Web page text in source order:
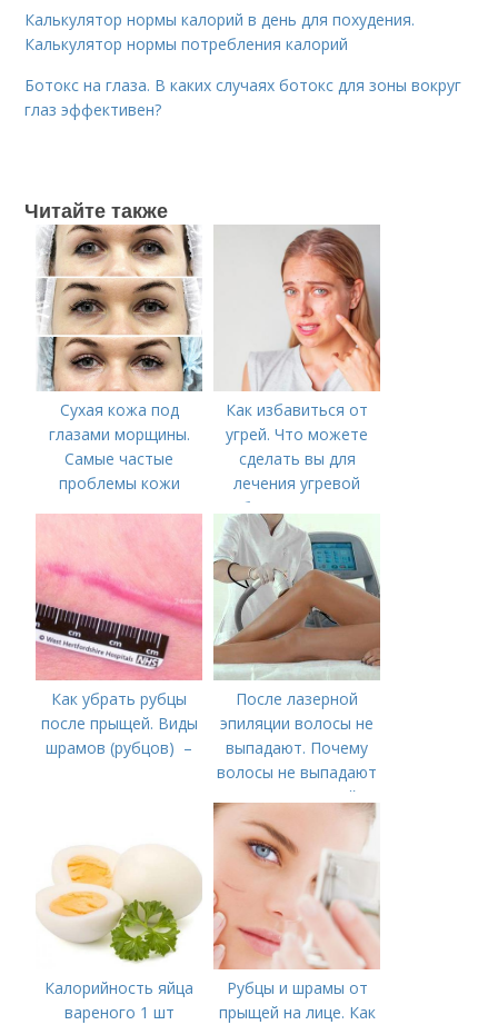
Калькулятор нормы калорий в день для похудения.
Калькулятор нормы потребления калорий
Ботокс на глаза. В каких случаях ботокс для зоны вокруг
глаз эффективен?
Читайте также
Сухая кожа под
глазами морщины.
Самые частые
проблемы кожи
Как избавиться от
угрей. Что можете
сделать вы для
лечения угревой
болезни (акне)
Как убрать рубцы
после прыщей. Виды
шрамов (рубцов) –
После лазерной
эпиляции волосы не
выпадают. Почему
волосы не выпадают
после лазерной
эпиляции?
Калорийность яйца
вареного 1 шт
Рубцы и шрамы от
прыщей на лице. Как